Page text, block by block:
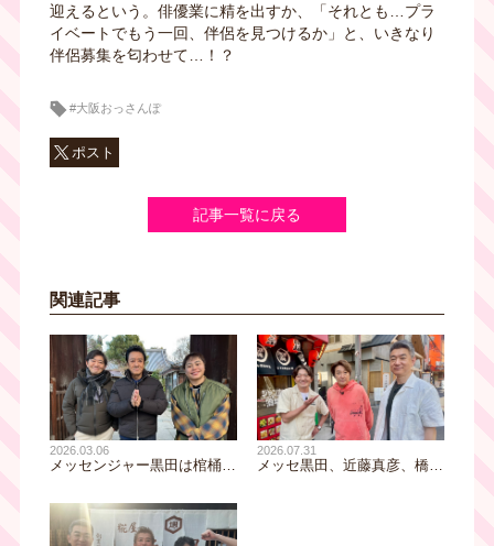
迎えるという。俳優業に精を出すか、「それとも…プラ
イベートでもう一回、伴侶を見つけるか」と、いきなり
伴侶募集を匂わせて…！？
#大阪おっさんぽ
ポスト
記事一覧に戻る
関連記事
2026.03.06
メッセンジャー黒田は棺桶体
阪・谷町九丁目でおっさんぽ
終活スペシャル！
2026.07.31
メッセ黒田、近藤真彦、橋下